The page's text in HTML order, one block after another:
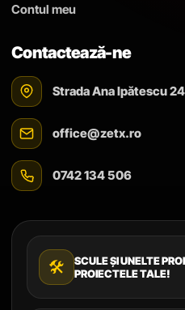
Contul meu
Contactează-ne
Strada Ana Ipătescu
office@zetx.ro
0742 134 506
🛠️
SCULE ȘI UNELTE
PROIECTELE TALE!